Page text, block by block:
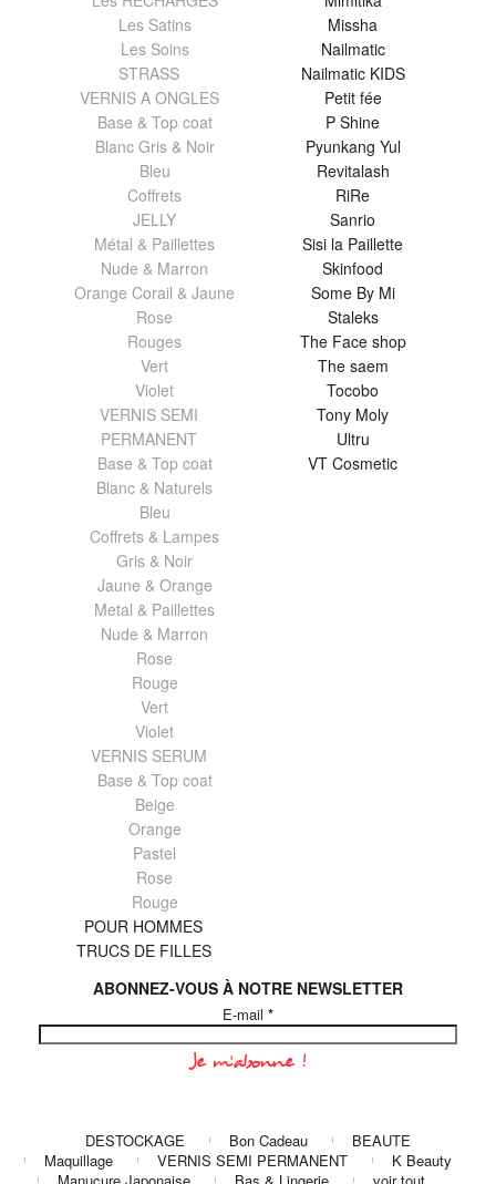
Les Satins
Les Soins
STRASS
VERNIS A ONGLES
Base & Top coat
Blanc Gris & Noir
Bleu
Coffrets
JELLY
Métal & Paillettes
Nude & Marron
Orange Corail & Jaune
Rose
Rouges
Vert
Violet
VERNIS SEMI
PERMANENT
Base & Top coat
Blanc & Naturels
Bleu
Coffrets & Lampes
Gris & Noir
Jaune & Orange
Metal & Paillettes
Nude & Marron
Rose
Rouge
Vert
Violet
VERNIS SERUM
Base & Top coat
Beige
Orange
Pastel
Rose
Rouge
POUR HOMMES
TRUCS DE FILLES
Missha
Nailmatic
Nailmatic KIDS
Petit fée
P Shine
Pyunkang Yul
Revitalash
RiRe
Sanrio
Sisi la Paillette
Skinfood
Some By Mi
Staleks
The Face shop
The saem
Tocobo
Tony Moly
Ultru
VT Cosmetic
ABONNEZ-VOUS À NOTRE NEWSLETTER
E-mail *
DESTOCKAGE Bon Cadeau
BEAUTE
Maquillage
VERNIS SEMI PERMANENT
K Beauty